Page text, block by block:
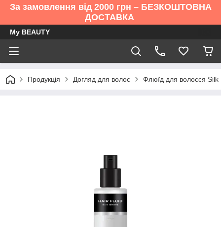
За замовлення від 2000 грн – БЕЗКОШТОВНА
ДОСТАВКА
My BEAUTY
Продукція Догляд для волос Флюїд для волосся